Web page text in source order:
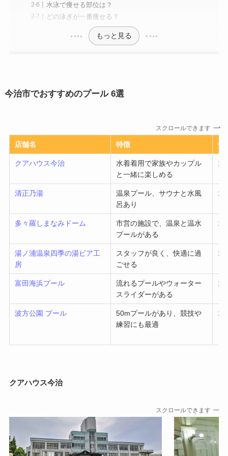
水泳で痩せる部位は？
どの泳ぎが一番痩せる？
もっと見る
今治市でおすすめのプール 6選
スクロールできます
店舗名 特徴 価
クアハウス今治
水着着用で家族やカップル
と一緒に楽しめる
1
清正乃湯
温泉プール、サウナと水風
呂あり
1
多々羅しまなみドーム
市営の施設で、温泉と温水
プールがある
1
湯ノ浦温泉四季の湯ビア工
房
スタッフが良く、快適に過
ごせる
1
富田海浜プール
流れるプールやウォーター
スライダーがある
1
波方公園 プール
50mプールがあり、競技や
練習にも最適
1
クアハウス今治
スクロールできます